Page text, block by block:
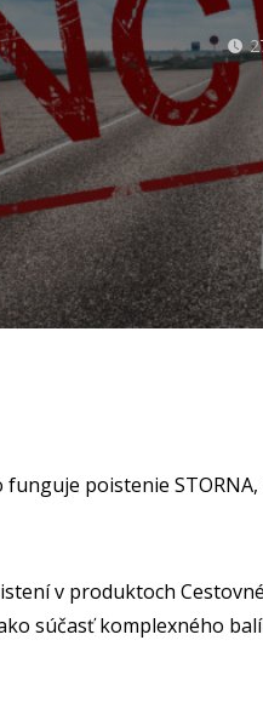
poistenie
v produktoch
súčasť komplexného